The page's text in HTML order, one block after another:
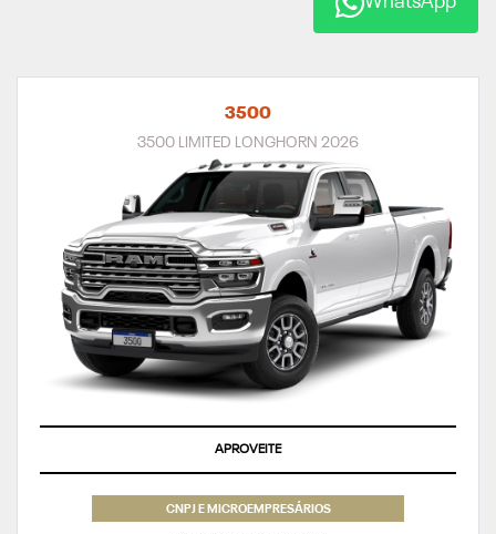
3500
3500 LIMITED LONGHORN 2026
APROVEITE
CNPJ E MICROEMPRESÁRIOS